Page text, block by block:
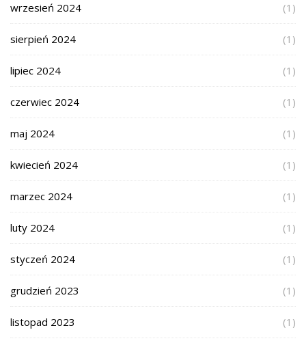
wrzesień 2024 (1)
sierpień 2024 (1)
lipiec 2024 (1)
czerwiec 2024 (1)
maj 2024 (1)
kwiecień 2024 (1)
marzec 2024 (1)
luty 2024 (1)
styczeń 2024 (1)
grudzień 2023 (1)
listopad 2023 (1)